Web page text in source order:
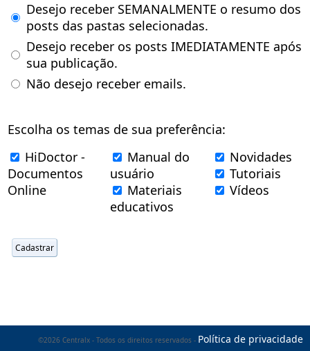
Desejo receber SEMANALMENTE o resumo dos
posts das pastas selecionadas.
Desejo receber os posts IMEDIATAMENTE após
sua publicação.
Não desejo receber emails.
Escolha os temas de sua preferência:
HiDoctor -
Documentos
Online
Manual do
usuário
Materiais
educativos
Novidades
Tutoriais
Vídeos
©2026 Centralx - Todos os direitos reservados - Política de privacidade